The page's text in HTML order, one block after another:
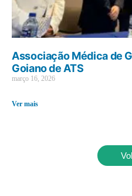
Associação Médica de
Goiano de ATS
março 16, 2026
Ver mais